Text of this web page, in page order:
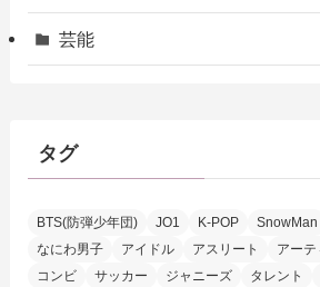
芸能
タグ
BTS(防弾少年団) JO1 K-POP SnowMan
なにわ男子
アイドル アスリート アーテ
コンビ
サッカー ジャニーズ タレント